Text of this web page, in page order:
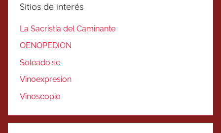
Sitios de interés
La Sacristía del Caminante
OENOPEDION
Soleado.se
Vinoexpresion
Vinoscopio